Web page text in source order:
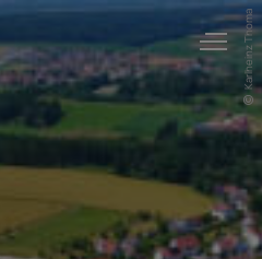
Karlheinz Thoma